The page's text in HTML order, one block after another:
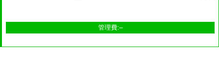
管理費:–